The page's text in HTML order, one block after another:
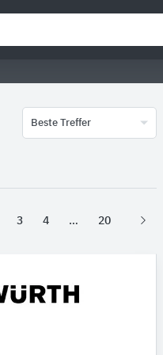
Beste Treffer
3 4 20